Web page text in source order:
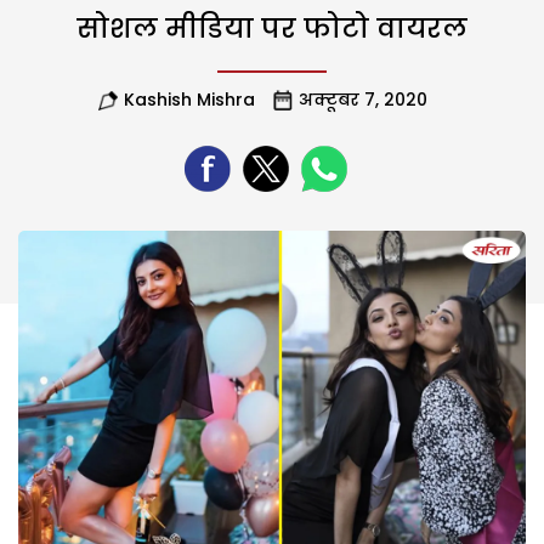
सोशल मीडिया पर फोटो वायरल
Kashish Mishra अक्टूबर 7, 2020